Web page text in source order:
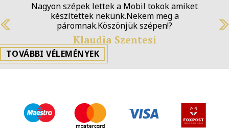
Nagyon szépek lettek a Mobil tokok amiket
készítettek nekünk.Nekem meg a
páromnak.Köszönjük szépen!?
Klaudia Szentesi
Previous
TOVÁBBI VÉLEMÉNYEK